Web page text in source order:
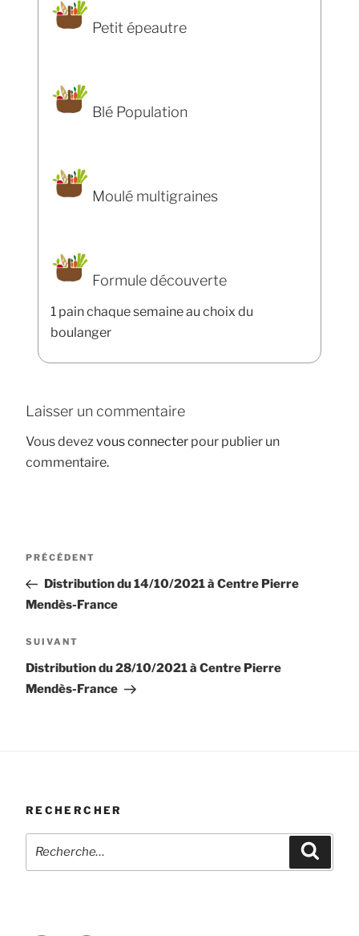
Petit épeautre
Blé Population
Moulé multigraines
Formule découverte
1 pain chaque semaine au choix du
boulanger
Laisser un commentaire
Vous devezvous connecter pour publier un
commentaire.
Navigation
l’article
Article
précédent
PRÉCÉDENT
Distribution du 14/10/2021 à Centre Pierre
Mendès-France
Article
suivant
SUIVANT
Distribution du 28/10/2021 à Centre Pierre
Mendès-France
RECHERCHER
Recherche